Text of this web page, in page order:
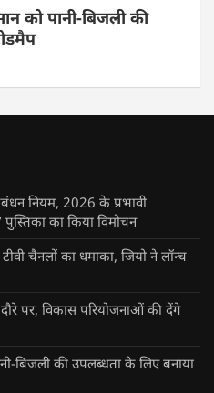
को पानी-बिजली की
नियम, 2026 के प्रभावी
पुस्तिका का किया विमोचन
चैनलों का धमाका, जियो ने लॉन्च
पर, विकास परियोजनाओं की देंगे
बिजली की उपलब्धता के लिए बनाया